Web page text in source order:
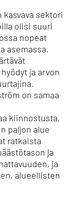
sektori
olisi suuri
nopeat
asemassa.
ja arvon
on samaa
kiinnostusta,
paljon alue
ratkaista
ja
ja
alueellisten